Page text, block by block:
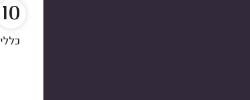
10
כללי